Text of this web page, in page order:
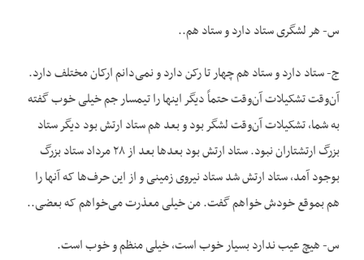
س- هر لشگری ستاد دارد و ستاد هم..
ج- ستاد دارد و ستاد هم چهار تا رکن دارد و نمی‌دانم ارکان مختلف دارد.
آن‌وقت تشکیلات آن‌وقت حتماً دیگر این‏ها را تیمسار جم خیلی خوب گفته
به شما، تشکیلات آن‌وقت لشگر بود و بعد هم ستاد ارتش بود دیگر ستاد
بزرگ ارتشتاران نبود. ستاد ارتش بود بعدها بعد از ۲۸ مرداد ستاد بزرگ
بوجود آمد، ستاد ارتش شد ستاد نیروی زمینی و از این حرف‌ها که آنها را
هم بموقع خودش خواهم گفت. من خیلی معذرت می‌خواهم که بعضی..
س- هیچ عیب ندارد بسیار خوب است، خیلی منظم و خوب است.